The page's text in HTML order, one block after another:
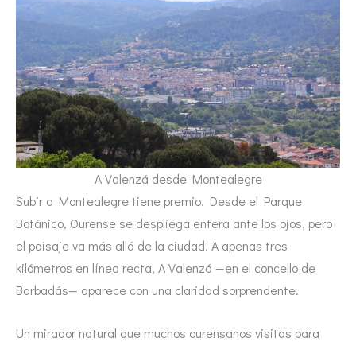
A Valenzá desde Montealegre
Subir a Montealegre tiene premio. Desde el Parque
Botánico, Ourense se despliega entera ante los ojos, pero
el paisaje va más allá de la ciudad. A apenas tres
kilómetros en línea recta, A Valenzá —en el concello de
Barbadás— aparece con una claridad sorprendente.
Un mirador natural que muchos ourensanos visitas para